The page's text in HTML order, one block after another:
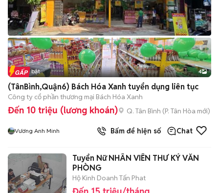
Tin nổi bật 4
(TânBình,Quận6) Bách Hóa Xanh tuyển dụng liên tục
Công ty cổ phần thương mại Bách Hóa Xanh
Đến 10 triệu (lương khoán) Q. Tân Bình (P. Tân Hòa mới)
Vương Anh Minh Bấm để hiện số Chat
Tuyển Nữ NHÂN VIÊN THƯ KÝ VĂN
PHÒNG
Hộ Kinh Doanh Tấn Phat